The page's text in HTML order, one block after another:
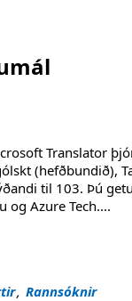
Translator
(hefðbundið),
til 103. Þú
og Azure Tech....
, Rannsóknir